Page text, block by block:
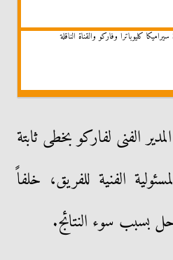
كليوباترا وفاركو والقناة الناقلة
الفنى لفاركو بخطى ثابتة
الفنية للفريق، خلفاً
بسبب سوء النتائج.